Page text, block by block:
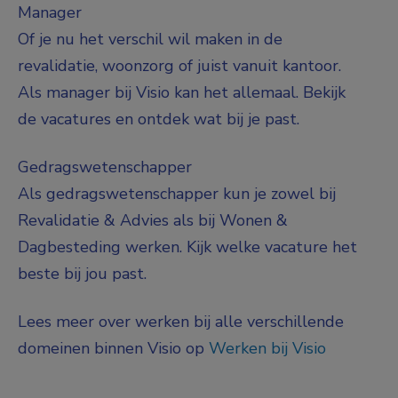
Manager
Of je nu het verschil wil maken in de
revalidatie, woonzorg of juist vanuit kantoor.
Als manager bij Visio kan het allemaal. Bekijk
de vacatures en ontdek wat bij je past.
Gedragswetenschapper
Als gedragswetenschapper kun je zowel bij
Revalidatie & Advies als bij Wonen &
Dagbesteding werken. Kijk welke vacature het
beste bij jou past.
Lees meer over werken bij alle verschillende
domeinen binnen Visio op Werken bij Visio